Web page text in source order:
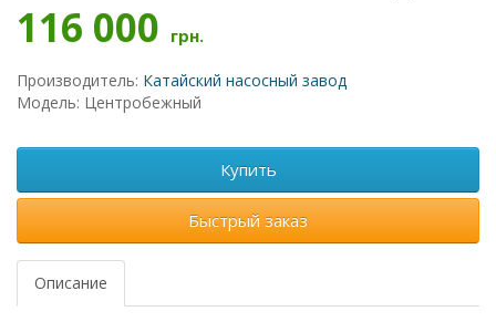
116 000 грн.
Производитель: Катайский насосный завод
Модель: Центробежный
Купить
Быстрый заказ
Описание